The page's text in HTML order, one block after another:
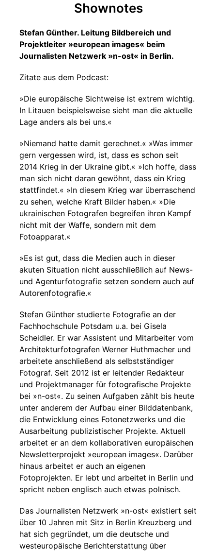
Shownotes
Stefan Günther. Leitung Bildbereich und
Projektleiter »european images« beim
Journalisten Netzwerk »n-ost« in Berlin.
Zitate aus dem Podcast:
»Die europäische Sichtweise ist extrem wichtig.
In Litauen beispielsweise sieht man die aktuelle
Lage anders als bei uns.«
»Niemand hatte damit gerechnet.« »Was immer
gern vergessen wird, ist, dass es schon seit
2014 Krieg in der Ukraine gibt.« »Ich hoffe, dass
man sich nicht daran gewöhnt, dass ein Krieg
stattfindet.« »In diesem Krieg war überraschend
zu sehen, welche Kraft Bilder haben.« »Die
ukrainischen Fotografen begreifen ihren Kampf
nicht mit der Waffe, sondern mit dem
Fotoapparat.«
»Es ist gut, dass die Medien auch in dieser
akuten Situation nicht ausschließlich auf News-
und Agenturfotografie setzen sondern auch auf
Autorenfotografie.«
Stefan Günther studierte Fotografie an der
Fachhochschule Potsdam u.a. bei Gisela
Scheidler. Er war Assistent und Mitarbeiter vom
Architekturfotografen Werner Huthmacher und
arbeitete anschließend als selbstständiger
Fotograf. Seit 2012 ist er leitender Redakteur
und Projektmanager für fotografische Projekte
bei »n-ost«. Zu seinen Aufgaben zählt bis heute
unter anderem der Aufbau einer Bilddatenbank,
die Entwicklung eines Fotonetzwerks und die
Ausarbeitung publizistischer Projekte. Aktuell
arbeitet er an dem kollaborativen europäischen
Newsletterprojekt »european images«. Darüber
hinaus arbeitet er auch an eigenen
Fotoprojekten. Er lebt und arbeitet in Berlin und
spricht neben englisch auch etwas polnisch.
Das Journalisten Netzwerk »n-ost« existiert seit
über 10 Jahren mit Sitz in Berlin Kreuzberg und
hat sich gegründet, um die deutsche und
westeuropäische Berichterstattung über